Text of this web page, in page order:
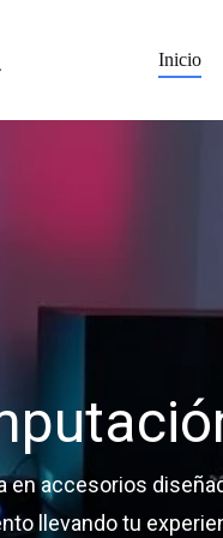
Inicio
en accesorios
llevando tu